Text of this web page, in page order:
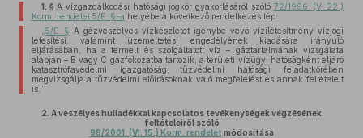
1. § A vízgazdálkodási hatósági jogkör gyakorlásáról szóló 72/1996. (V. 22.)
Korm. rendelet 5/E. §-a helyébe a következő rendelkezés lép:
5/E. § A gázveszélyes vízkészletet igénybe vevő vízilétesítmény vízjogi
létesítési, valamint üzemeltetési engedélyének kiadására irányuló
eljárásában, ha a termelt és szolgáltatott víz – gáztartalmának vizsgálata
alapján – B vagy C gázfokozatba tartozik, a területi vízügyi hatóságként eljáró
katasztrófavédelmi igazgatóság tűzvédelmi hatósági feladatkörében
megvizsgálja a tűzvédelmi előírásoknak való megfelelést és annak feltételeit
is.”
2. A veszélyes hulladékkal kapcsolatos tevékenységek végzésének
feltételeiről szóló
98/2001. (VI. 15.) Korm. rendelet módosítása